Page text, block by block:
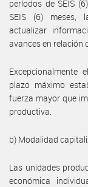
períodos de SEIS
SEIS (6) meses,
actualizar
avances en relación
Excepcionalmente
plazo máximo
fuerza mayor que
productiva.
b) Modalidad
Las unidades
económica